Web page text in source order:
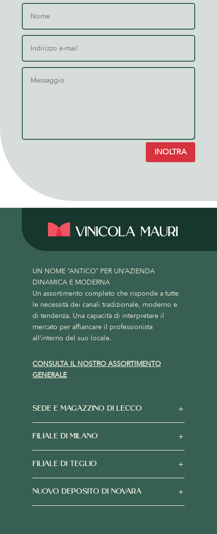
INOLTRA
UN NOME “ANTICO” PER UN’AZIENDA
DINAMICA E MODERNA
Un assortimento completo che risponde a tutte
le necessità dei canali tradizionale, moderno e
di tendenza. Una capacità di interpretare il
mercato per affiancare il professionista
all’interno del suo locale.
CONSULTA IL NOSTRO ASSORTIMENTO
GENERALE
SEDE E MAGAZZINO DI LECCO
FILIALE DI MILANO
FILIALE DI TEGLIO
NUOVO DEPOSITO DI NOVARA